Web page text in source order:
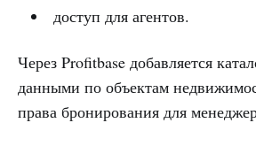
доступ для агентов.
Через Profitbase добавляется
данными по объектам
права бронирования для